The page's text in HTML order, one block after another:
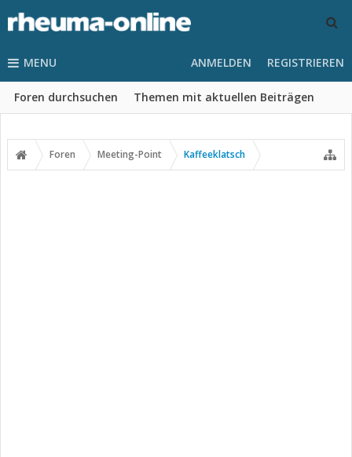
MENU
Foren durchsuchen Themen mit aktuellen Beiträgen
ANMELDEN REGISTRIEREN
Foren Meeting-Point Kaffeeklatsch